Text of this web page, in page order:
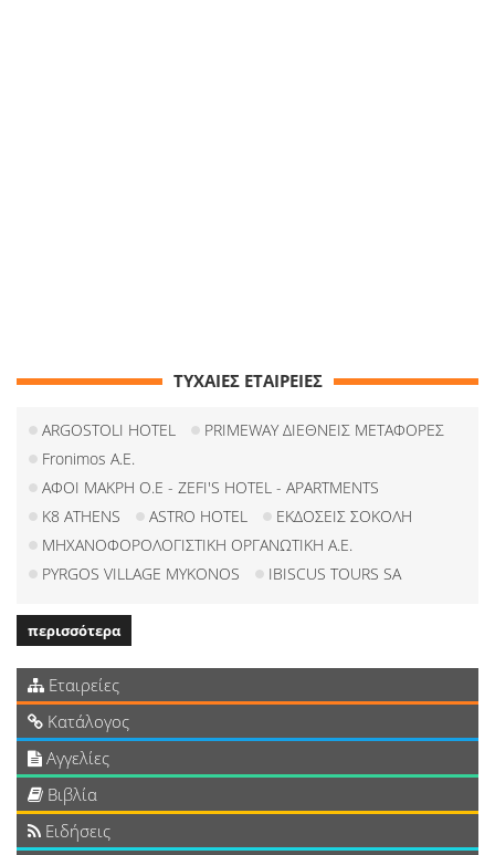
ΤΥΧΑΙΕΣ ΕΤΑΙΡΕΙΕΣ
ARGOSTOLI HOTEL
PRIMEWAY ΔΙΕΘΝΕΙΣ ΜΕΤΑΦΟΡΕΣ
Fronimos A.E.
ΑΦΟΙ ΜΑΚΡΗ Ο.Ε - ZEFI'S HOTEL - APARTMENTS
K8 ATHENS
ASTRO HOTEL
ΕΚΔΟΣΕΙΣ ΣΟΚΟΛΗ
ΜΗΧΑΝΟΦΟΡΟΛΟΓΙΣΤΙΚΗ ΟΡΓΑΝΩΤΙΚΗ A.E.
PYRGOS VILLAGE MYKONOS
IBISCUS TOURS SA
περισσότερα
Εταιρείες
Κατάλογος
Αγγελίες
Βιβλία
Ειδήσεις